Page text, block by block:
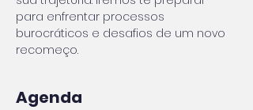
para enfrentar processos
burocráticos e desafios de um novo
recomeço.
Agenda